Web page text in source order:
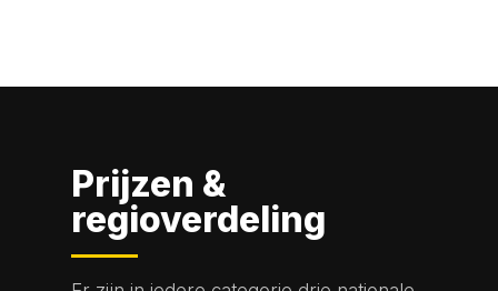
Prijzen &
regioverdeling